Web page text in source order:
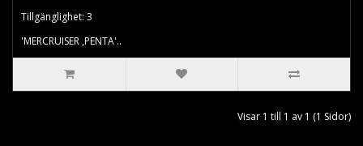
Tillgänglighet: 3
'MERCRUISER ,PENTA'..
Visar 1 till 1 av 1 (1 Sidor)